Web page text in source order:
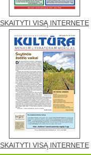
SKAITYTI VISĄ INTERNETE
SKAITYTI VISĄ INTERNETE